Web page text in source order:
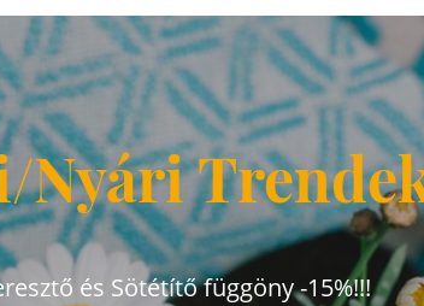
Nyári
és Sötétítő függöny -15%!!!